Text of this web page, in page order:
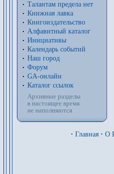
Талантам предела нет
Книжная лавка
Книгоиздательство
Алфавитный каталог
Инициативы
Календарь событий
Наш город
Форум
GA-онлайн
Каталог ссылок
Архивные разделы
в настоящее время
не наполняются
· Главная · О